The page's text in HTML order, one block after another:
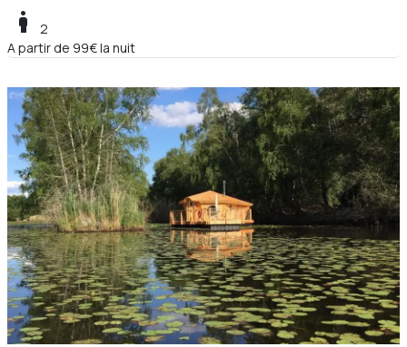
boy
2
A partir de 99€ la nuit